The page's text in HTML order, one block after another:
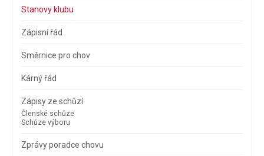
Stanovy klubu
Zápisní řád
Směrnice pro chov
Kárný řád
Zápisy ze schůzí
Členské schůze
Schůze výboru
Zprávy poradce chovu